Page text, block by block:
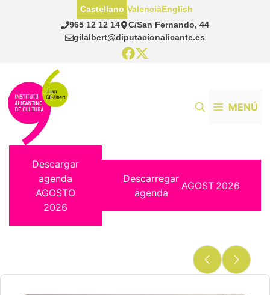
965 12 12 14
C/San Fernando, 44
gilalbert@diputacionalicante.es
Castellano ValenciàEnglish
MENÚ
Descargar
agenda
AGOSTO
2026
Descarregar
agenda
AGOST 2026